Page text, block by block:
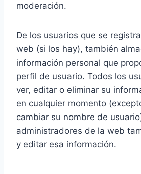
moderación.
De los usuarios que se
web (si los hay), también
información personal que
perfil de usuario. Todos los
ver, editar o eliminar su
en cualquier momento
cambiar su nombre de
administradores de la web
y editar esa información.